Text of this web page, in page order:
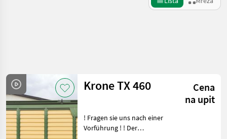
Kategorija 5 Država Filteri
TRENUTNA
PUTANJA
Resetuj
Prikaži 3
rezultata
Krone TX 460
Cena
na upit
! Fragen sie uns nach einer
Vorführung ! ! Der